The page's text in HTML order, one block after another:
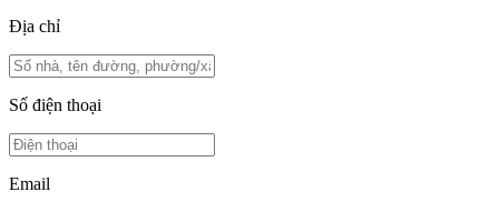
Địa chỉ
Số điện thoại
Email